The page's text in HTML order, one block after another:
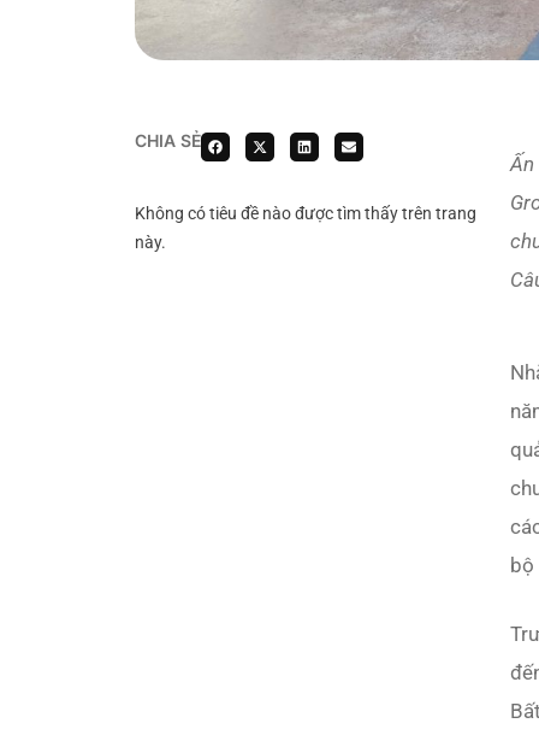
CHIA SẺ
Không có tiêu đề nào được tìm thấy trên trang
này.
bộ